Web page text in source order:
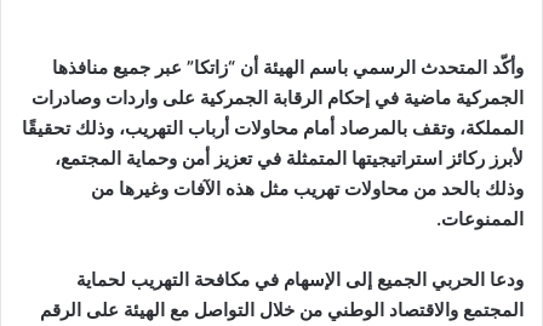
وأكّد المتحدث الرسمي باسم الهيئة أن “زاتكا” عبر جميع منافذها
الجمركية ماضية في إحكام الرقابة الجمركية على واردات وصادرات
المملكة، وتقف بالمرصاد أمام محاولات أرباب التهريب، وذلك تحقيقًا
لأبرز ركائز استراتيجيتها المتمثلة في تعزيز أمن وحماية المجتمع،
وذلك بالحد من محاولات تهريب مثل هذه الآفات وغيرها من
الممنوعات.
ودعا الحربي الجميع إلى الإسهام في مكافحة التهريب لحماية
المجتمع والاقتصاد الوطني من خلال التواصل مع الهيئة على الرقم